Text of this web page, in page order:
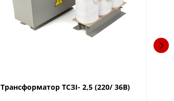
Трансформатор ТСЗІ- 2,5 (220/ 36В)